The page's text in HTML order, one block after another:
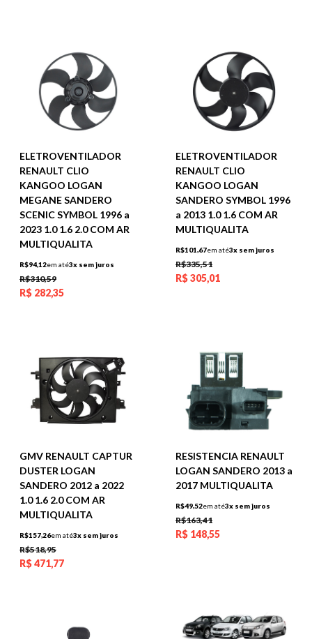
ELETROVENTILADOR
RENAULT CLIO
KANGOO LOGAN
MEGANE SANDERO
SCENIC SYMBOL 1996 a
2023 1.0 1.6 2.0 COM AR
MULTIQUALITA
R$94,12em até3x sem juros
R$310,59
R$ 282,35
ELETROVENTILADOR
RENAULT CLIO
KANGOO LOGAN
SANDERO SYMBOL 1996
a 2013 1.0 1.6 COM AR
MULTIQUALITA
R$101,67em até3x sem juros
R$335,51
R$305,01
GMV RENAULT CAPTUR
DUSTER LOGAN
SANDERO 2012 a 2022
1.0 1.6 2.0 COM AR
MULTIQUALITA
R$157,26em até3x sem juros
R$518,95
R$471,77
RESISTENCIA RENAULT
LOGAN SANDERO 2013 a
2017 MULTIQUALITA
R$49,52em até3x sem juros
R$163,41
R$ 148,55